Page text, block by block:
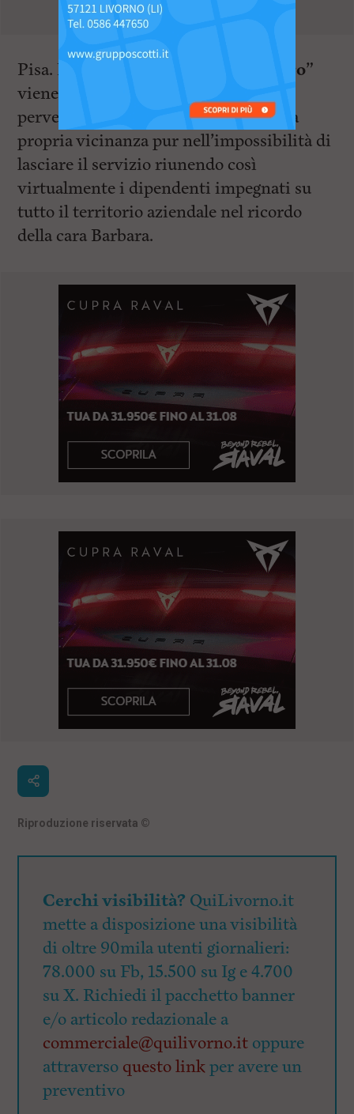
Pisa. L’iniziativa del “ fiocchetto nero”
viene incontro alle molte richieste
pervenute dai colleghi di far sentire la
propria vicinanza pur nell’impossibilità di
lasciare il servizio riunendo così
virtualmente i dipendenti impegnati su
tutto il territorio aziendale nel ricordo
della cara Barbara.
Riproduzione riservata ©
Cerchi visibilità? QuiLivorno.it
mette a disposizione una visibilità
di oltre 90mila utenti giornalieri:
78.000 su Fb, 15.500 su Ig e 4.700
su X. Richiedi il pacchetto banner
e/o articolo redazionale a
commerciale@quilivorno.it oppure
attraverso questo linkper avere un
preventivo